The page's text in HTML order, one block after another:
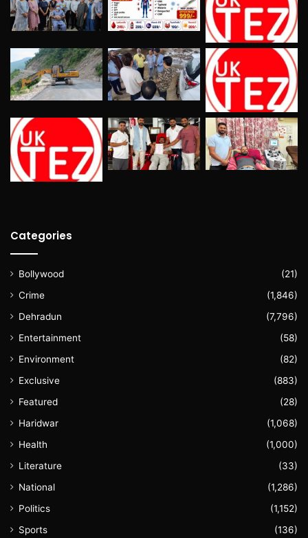
Categories
Bollywood
(21)
Crime
(1,846)
Dehradun
(7,796)
Entertainment
(58)
Environment
(82)
Exclusive
(883)
Featured
(28)
Haridwar
(1,068)
Health
(1,000)
Literature
(33)
National
(1,286)
Politics
(1,152)
Sports
(136)